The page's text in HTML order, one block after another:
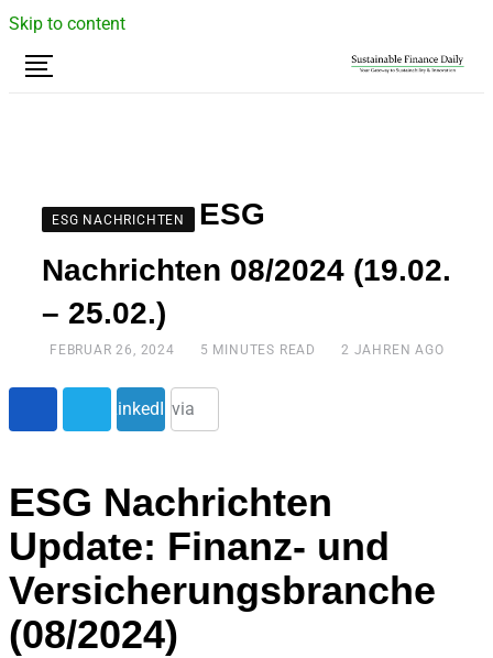
Skip to content
ESG NACHRICHTEN
ESG
Nachrichten 08/2024 (19.02.
– 25.02.)
FEBRUAR 26, 2024 5 MINUTES READ 2 JAHREN AGO
LinkedInvia
ESG Nachrichten
Update: Finanz- und
Versicherungsbranche
(08/2024)